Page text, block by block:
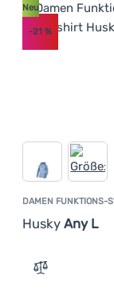
DAMEN FUNKTIONS-
Husky Any L
Neu
-21 %
Zum